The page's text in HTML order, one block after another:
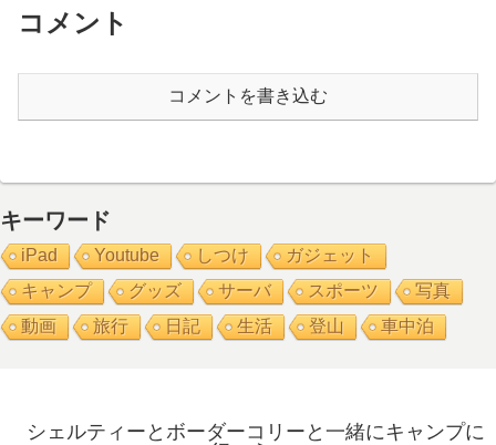
コメント
コメントを書き込む
キーワード
iPad Youtube しつけ
ガジェット
キャンプ
グッズ サーバ スポーツ
写真
動画
旅行 日記 生活 登山 車中泊
シェルティーとボーダーコリーと一緒にキャンプに